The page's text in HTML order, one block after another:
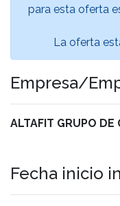
para esta oferta
La oferta
Empresa/
ALTAFIT GRUPO DE
Fecha inicio